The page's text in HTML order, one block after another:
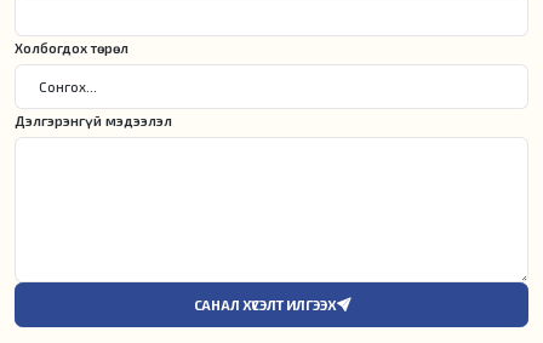
Холбогдох төрөл
Дэлгэрэнгүй мэдээлэл
САНАЛ ХҮСЭЛТ ИЛГЭЭХ